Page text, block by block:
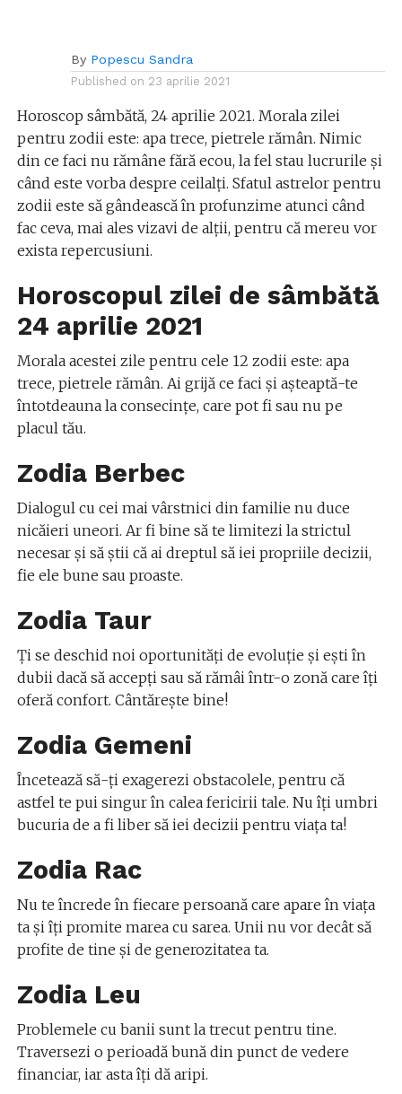
By Popescu Sandra
Published on 23 aprilie 2021
Horoscop sâmbătă, 24 aprilie 2021. Morala zilei
pentru zodii este: apa trece, pietrele rămân. Nimic
din ce faci nu rămâne fără ecou, la fel stau lucrurile și
când este vorba despre ceilalți. Sfatul astrelor pentru
zodii este să gândească în profunzime atunci când
fac ceva, mai ales vizavi de alții, pentru că mereu vor
exista repercusiuni.
Horoscopul zilei de sâmbătă
24 aprilie 2021
Morala acestei zile pentru cele 12 zodii este: apa
trece, pietrele rămân. Ai grijă ce faci și așteaptă-te
întotdeauna la consecințe, care pot fi sau nu pe
placul tău.
Zodia Berbec
Dialogul cu cei mai vârstnici din familie nu duce
nicăieri uneori. Ar fi bine să te limitezi la strictul
necesar și să știi că ai dreptul să iei propriile decizii,
fie ele bune sau proaste.
Zodia Taur
Ți se deschid noi oportunități de evoluție și ești în
dubii dacă să accepți sau să rămâi într-o zonă care îți
oferă confort. Cântărește bine!
Zodia Gemeni
Încetează să-ți exagerezi obstacolele, pentru că
astfel te pui singur în calea fericirii tale. Nu îți umbri
bucuria de a fi liber să iei decizii pentru viața ta!
Zodia Rac
Nu te încrede în fiecare persoană care apare în viața
ta și îți promite marea cu sarea. Unii nu vor decât să
profite de tine și de generozitatea ta.
Zodia Leu
Problemele cu banii sunt la trecut pentru tine.
Traversezi o perioadă bună din punct de vedere
financiar, iar asta îți dă aripi.